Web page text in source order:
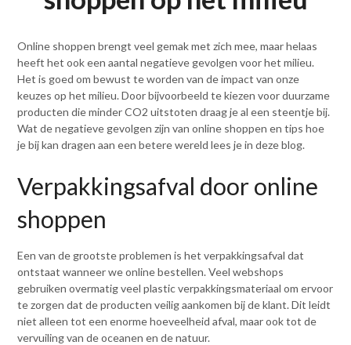
Online shoppen brengt veel gemak met zich mee, maar helaas
heeft het ook een aantal negatieve gevolgen voor het milieu.
Het is goed om bewust te worden van de impact van onze
keuzes op het milieu. Door bijvoorbeeld te kiezen voor duurzame
producten die minder CO2 uitstoten draag je al een steentje bij.
Wat de negatieve gevolgen zijn van online shoppen en tips hoe
je bij kan dragen aan een betere wereld lees je in deze blog.
Verpakkingsafval door online
shoppen
Een van de grootste problemen is het verpakkingsafval dat
ontstaat wanneer we online bestellen. Veel webshops
gebruiken overmatig veel plastic verpakkingsmateriaal om ervoor
te zorgen dat de producten veilig aankomen bij de klant. Dit leidt
niet alleen tot een enorme hoeveelheid afval, maar ook tot de
vervuiling van de oceanen en de natuur.